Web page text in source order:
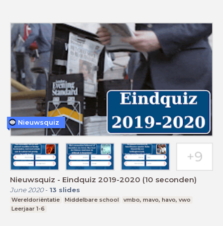
Nieuwsquiz - Eindquiz 2019-2020 (10 seconden)
June 2020- 13 slides
Wereldoriëntatie Middelbare school
vmbo, mavo, havo, vwo
Leerjaar 1-6
Nieuwsquiz